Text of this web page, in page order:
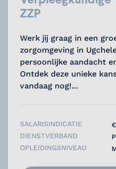
ZZP
Werk jij graag in een
zorgomgeving in
persoonlijke aandacht
Ontdek deze unieke
vandaag nog!...
SALARISINDICATIE
DIENSTVERBAND
OPLEIDINGSNIVEAU